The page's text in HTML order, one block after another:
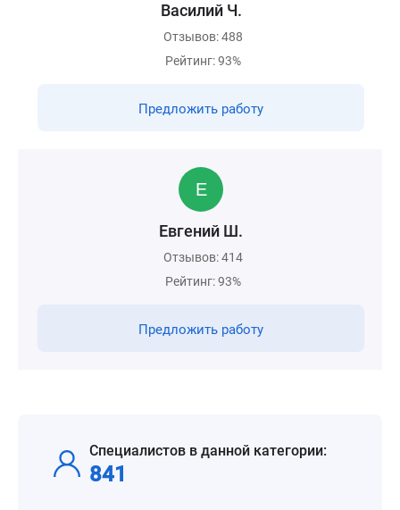
Василий Ч.
Отзывов: 488
Рейтинг: 93%
Предложить работу
Евгений Ш.
Отзывов: 414
Рейтинг: 93%
Предложить работу
Специалистов в данной категории:
841